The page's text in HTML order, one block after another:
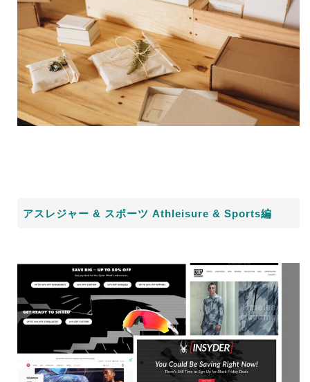
アスレジャー & スポーツ Athleisure & Sports編